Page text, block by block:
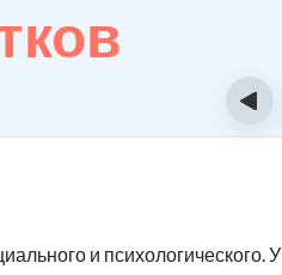
и психологического. У
‹